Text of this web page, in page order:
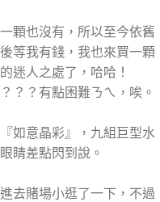
顆也沒有，所以至今依舊
等我有錢，我也來買一顆
迷人之處了，哈哈！
？？有點困難ㄋㄟ，唉。
如意晶彩』，九組巨型水
睛差點閃到說。
去賭場小逛了一下，不過